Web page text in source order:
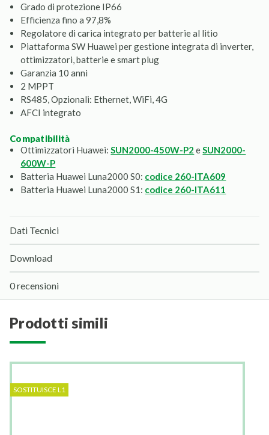
Grado di protezione IP66
Efficienza fino a 97,8%
Regolatore di carica integrato per batterie al litio
Piattaforma SW Huawei per gestione integrata di inverter,
ottimizzatori, batterie e smart plug
Garanzia 10 anni
2 MPPT
RS485, Opzionali: Ethernet, WiFi, 4G
AFCI integrato
compatibilità
Ottimizzatori Huawei:SUN2000-450W-P2 eSUN2000-
600W-P
Batteria Huawei Luna2000 S0: codice 260-ITA609
Batteria Huawei Luna2000 S1: codice 260-ITA611
Dati Tecnici
Download
0 recensioni
prodotti simili
SOSTITUISCE L1